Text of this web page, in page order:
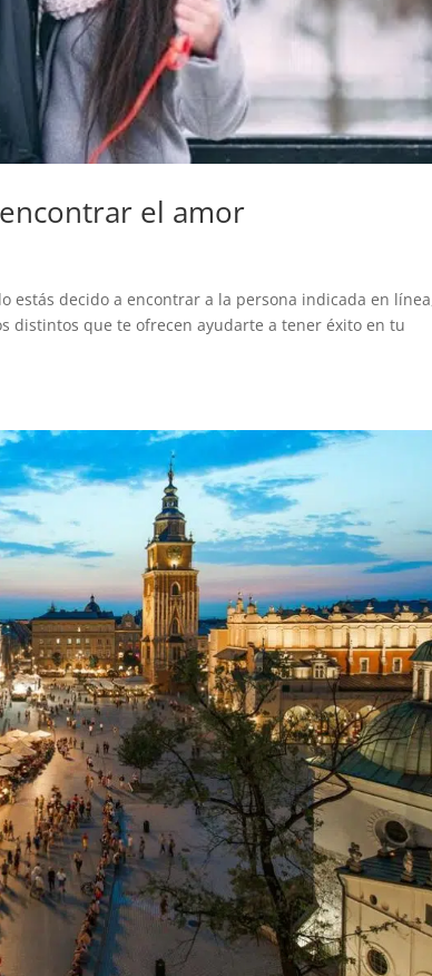
el amor
estás decido a encontrar a la persona indicada en
distintos que te ofrecen ayudarte a tener éxito en tu